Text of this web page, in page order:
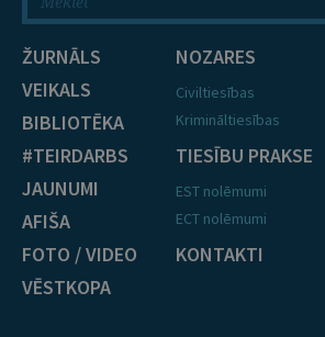
ŽURNĀLS
VEIKALS
BIBLIOTĒKA
#TEIRDARBS
JAUNUMI
AFIŠA
FOTO / VIDEO
VĒSTKOPA
NOZARES
Civiltiesības
Krimināltiesības
TIESĪBU PRAKSE
EST nolēmumi
ECT nolēmumi
KONTAKTI